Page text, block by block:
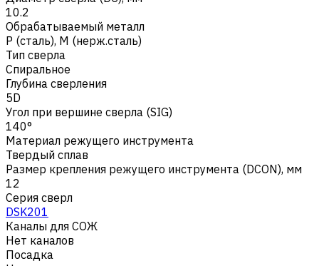
10.2
Обрабатываемый металл
Р (сталь), M (нерж.сталь)
Тип сверла
Спиральное
Глубина сверления
5D
Угол при вершине сверла (SIG)
140°
Материал режущего инструмента
Твердый сплав
Размер крепления режущего инструмента (DCON), мм
12
Серия сверл
DSK201
Каналы для СОЖ
Нет каналов
Посадка